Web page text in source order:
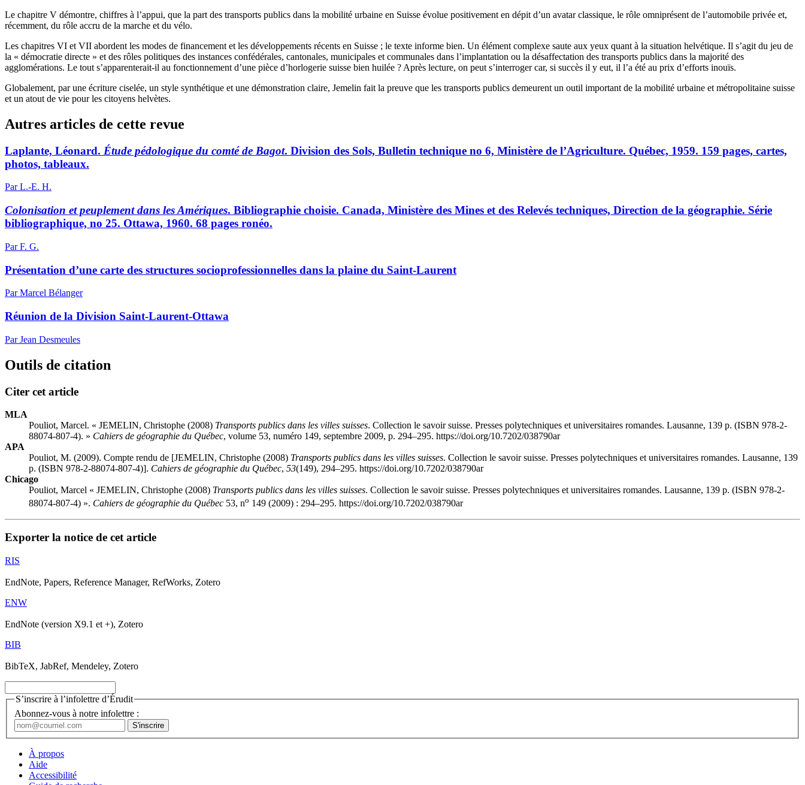
Le chapitre V démontre, chiffres à l’appui, que la part des transports publics dans la mobilité urbaine en Suisse évolue positivement en dépit d’un avatar classique, le rôle omniprésent de l’automobile privée et,
récemment, du rôle accru de la marche et du vélo.
Les chapitres VI et VII abordent les modes de financement et les développements récents en Suisse ; le texte informe bien. Un élément complexe saute aux yeux quant à la situation helvétique. Il s’agit du jeu de
la « démocratie directe » et des rôles politiques des instances confédérales, cantonales, municipales et communales dans l’implantation ou la désaffectation des transports publics dans la majorité des
agglomérations. Le tout s’apparenterait-il au fonctionnement d’une pièce d’horlogerie suisse bien huilée ? Après lecture, on peut s’interroger car, si succès il y eut, il l’a été au prix d’efforts inouïs.
Globalement, par une écriture ciselée, un style synthétique et une démonstration claire, Jemelin fait la preuve que les transports publics demeurent un outil important de la mobilité urbaine et métropolitaine suisse
et un atout de vie pour les citoyens helvètes.
Autres articles de cette revue
Laplante, Léonard. Étude pédologique du comté de Bagot. Division des Sols, Bulletin technique no 6, Ministère de l’Agriculture. Québec, 1959. 159 pages, cartes,
photos, tableaux.
Par L.-E. H.
Colonisation et peuplement dans les Amériques. Bibliographie choisie. Canada, Ministère des Mines et des Relevés techniques, Direction de la géographie. Série
bibliographique, no 25. Ottawa, 1960. 68 pages ronéo.
Par F. G.
Présentation d’une carte des structures socioprofessionnelles dans la plaine du Saint-Laurent
Par Marcel Bélanger
Réunion de la Division Saint-Laurent-Ottawa
Par Jean Desmeules
Outils de citation
Citer cet article
MLA
Pouliot, Marcel. « JEMELIN, Christophe (2008) Transports publics dans les villes suisses. Collection le savoir suisse. Presses polytechniques et universitaires romandes. Lausanne, 139 p. (ISBN 978-2-
88074-807-4). » Cahiers de géographie du Québec, volume 53, numéro 149, septembre 2009, p. 294–295. https://doi.org/10.7202/038790ar
APA
Pouliot, M. (2009). Compte rendu de [JEMELIN, Christophe (2008) Transports publics dans les villes suisses. Collection le savoir suisse. Presses polytechniques et universitaires romandes. Lausanne, 139
p. (ISBN 978-2-88074-807-4)]. Cahiers de géographie du Québec, 53(149), 294–295. https://doi.org/10.7202/038790ar
Chicago
Pouliot, Marcel « JEMELIN, Christophe (2008) Transports publics dans les villes suisses. Collection le savoir suisse. Presses polytechniques et universitaires romandes. Lausanne, 139 p. (ISBN 978-2-
88074-807-4) ». Cahiers de géographie du Québec 53, no 149 (2009) : 294–295. https://doi.org/10.7202/038790ar
Exporter la notice de cet article
RIS
EndNote, Papers, Reference Manager, RefWorks, Zotero
ENW
EndNote (version X9.1 et +), Zotero
BIB
BibTeX, JabRef, Mendeley, Zotero
S’inscrire à l’infolettre d’Érudit
Abonnez-vous à notre infolettre :
À propos
Aide
Accessibilité